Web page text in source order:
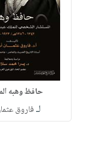
حافظ وهبه
لـفاروق